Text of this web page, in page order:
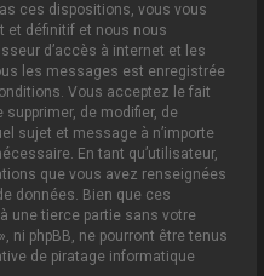
ces dispositions, vous vous
et définitif et nous nous
d’accès à internet et les
les messages est enregistrée
Vous acceptez le fait
supprimer, de modifier, de
sujet et message à n’importe
En tant qu’utilisateur,
que vous avez renseignées
données. Bien que ces
une tierce partie sans votre
ni phpBB, ne pourront être tenus
de piratage informatique